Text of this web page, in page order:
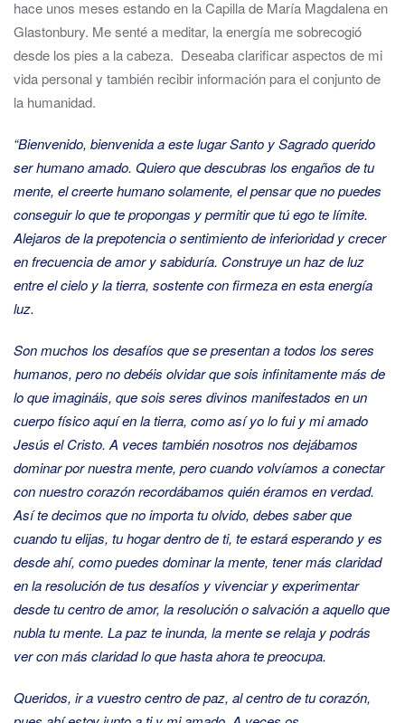
hace unos meses estando en la Capilla de María Magdalena en
Glastonbury. Me senté a meditar, la energía me sobrecogió
desde los pies a la cabeza. Deseaba clarificar aspectos de mi
vida personal y también recibir información para el conjunto de
la humanidad.
“Bienvenido, bienvenida a este lugar Santo y Sagrado querido
ser humano amado. Quiero que descubras los engaños de tu
mente, el creerte humano solamente, el pensar que no puedes
conseguir lo que te propongas y permitir que tú ego te límite.
Alejaros de la prepotencia o sentimiento de inferioridad y crecer
en frecuencia de amor y sabiduría. Construye un haz de luz
entre el cielo y la tierra, sostente con firmeza en esta energía
luz.
Son muchos los desafíos que se presentan a todos los seres
humanos, pero no debéis olvidar que sois infinitamente más de
lo que imagináis, que sois seres divinos manifestados en un
cuerpo físico aquí en la tierra, como así yo lo fui y mi amado
Jesús el Cristo. A veces también nosotros nos dejábamos
dominar por nuestra mente, pero cuando volvíamos a conectar
con nuestro corazón recordábamos quién éramos en verdad.
Así te decimos que no importa tu olvido, debes saber que
cuando tu elijas, tu hogar dentro de ti, te estará esperando y es
desde ahí, como puedes dominar la mente, tener más claridad
en la resolución de tus desafíos y vivenciar y experimentar
desde tu centro de amor, la resolución o salvación a aquello que
nubla tu mente. La paz te inunda, la mente se relaja y podrás
ver con más claridad lo que hasta ahora te preocupa.
Queridos, ir a vuestro centro de paz, al centro de tu corazón,